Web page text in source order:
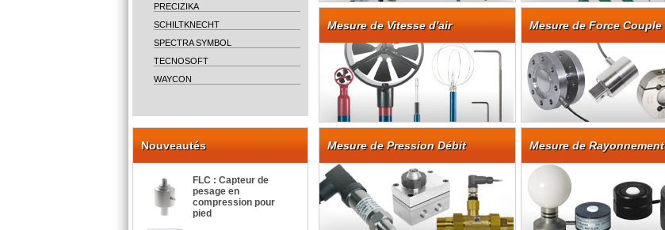
PRECIZIKA
SCHILTKNECHT
SPECTRA SYMBOL
TECNOSOFT
WAYCON
Nouveautés
FLC : Capteur de
pesage en
compression pour
pied
Mesure de Vitesse d'air Mesure de Force Couple
Mesure de Pression Débit Mesure de Rayonnement
Optique